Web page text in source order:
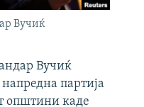
Вучиќ
Вучиќ
партија
општини каде